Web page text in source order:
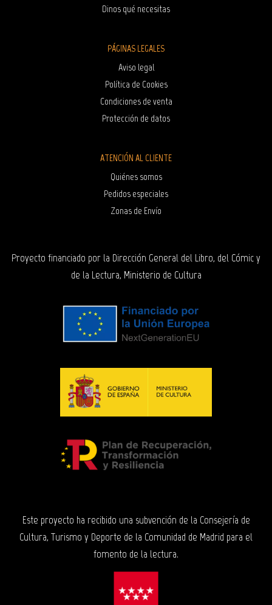
Dinos qué necesitas
PÁGINAS LEGALES
Aviso legal
Política de Cookies
Condiciones de venta
Protección de datos
ATENCIÓN AL CLIENTE
Quiénes somos
Pedidos especiales
Zonas de Envío
Proyecto financiado por la Dirección General del Libro, del Cómic y
de la Lectura, Ministerio de Cultura
Este proyecto ha recibido una subvención de la Consejería de
Cultura, Turismo y Deporte de la Comunidad de Madrid para el
fomento de la lectura.